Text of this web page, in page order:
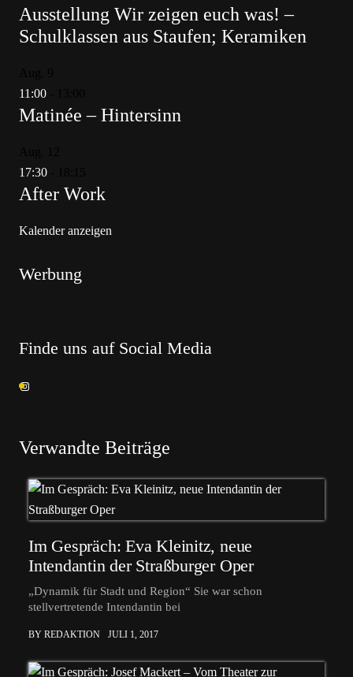
Ausstellung Wir zeigen euch was! –
Schulklassen aus Staufen; Keramiken
11:00
Matinée – Hintersinn
17:30
After Work
Kalender anzeigen
Werbung
Finde uns auf Social Media
Verwandte Beiträge
Im Gespräch: Eva Kleinitz, neue
Intendantin der Straßburger Oper
„Dynamik für Stadt und Region“ Sie war schon
stellvertretende Intendantin bei
BY REDAKTION JULI 1, 2017